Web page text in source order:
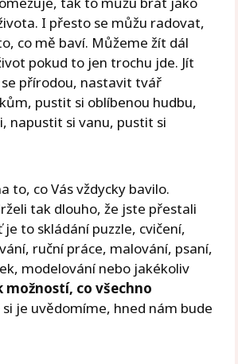
I přesto se můžu radovat,
co mě baví. Můžeme žít dál
pokud to jen trochu jde. Jít
přírodou, nastavit tvář
pustit si oblíbenou hudbu,
napustit si vanu, pustit si
to, co Vás vždycky bavilo.
tak dlouho, že jste přestali
je to skládání puzzle, cvičení,
ruční práce, malování, psaní,
modelování nebo jakékoliv
možností, co všechno
si je uvědomíme, hned nám bude